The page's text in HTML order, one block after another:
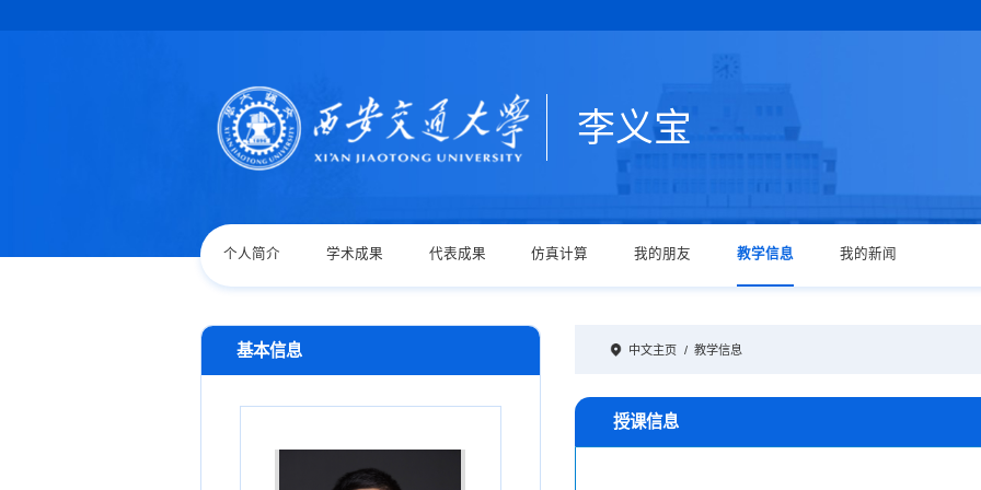
李义宝
个人简介 学术成果 代表成果 仿真计算 我的朋友 教学信息 我的新闻
基本信息 中文主页 / 教学信息
授课信息